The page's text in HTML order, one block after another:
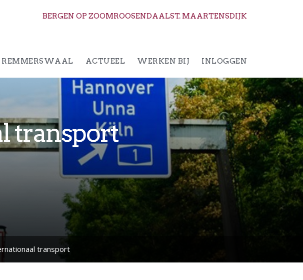
BERGEN OP ZOOMROOSENDAALST. MAARTENSDIJK
REMMERSWAAL ACTUEEL WERKEN BIJ INLOGGEN
transport
transport